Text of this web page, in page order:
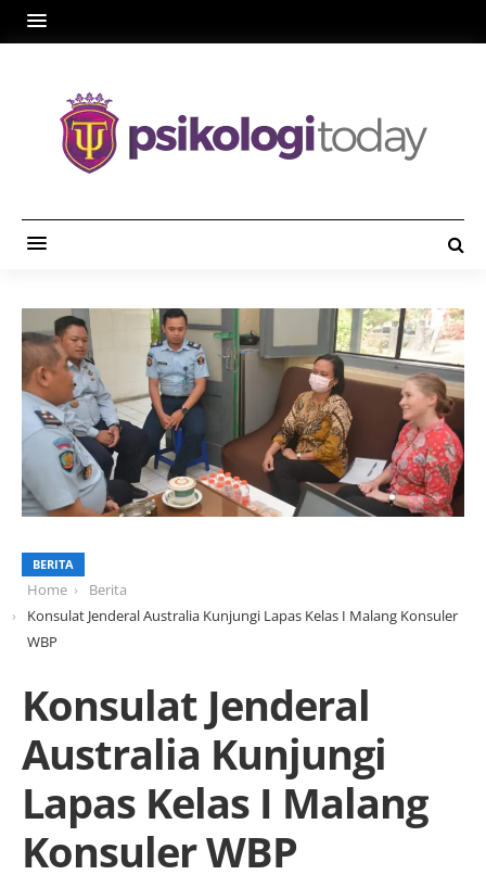
BERITA
Home
Berita
Konsulat Jenderal Australia Kunjungi Lapas Kelas I Malang Konsuler
WBP
Konsulat Jenderal
Australia Kunjungi
Lapas Kelas I Malang
Konsuler WBP